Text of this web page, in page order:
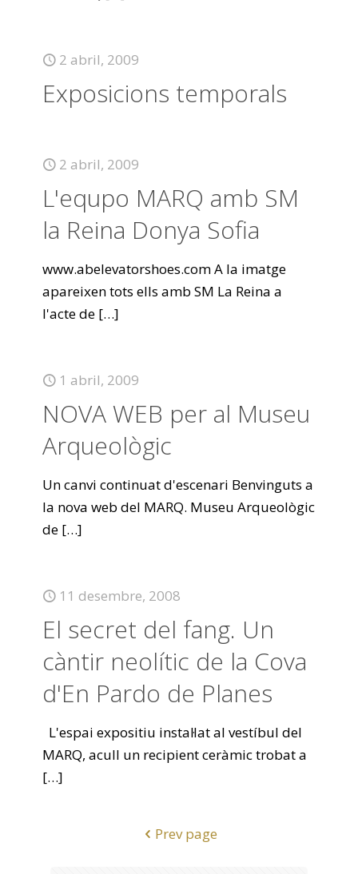
2 abril, 2009
Exposicions temporals
2 abril, 2009
L'equpo MARQ amb SM
la Reina Donya Sofia
www.abelevatorshoes.com A la imatge
apareixen tots ells amb SM La Reina a
l'acte de […]
1 abril, 2009
NOVA WEB per al Museu
Arqueològic
Un canvi continuat d'escenari Benvinguts a
la nova web del MARQ. Museu Arqueològic
de […]
11 desembre, 2008
El secret del fang. Un
càntir neolític de la Cova
d'En Pardo de Planes
L'espai expositiu instal·lat al vestíbul del
MARQ, acull un recipient ceràmic trobat a
[…]
Prev page